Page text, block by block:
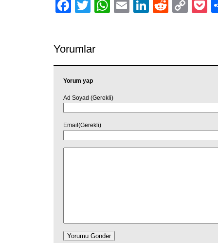
Facebook
TwitterWhatsApp
EmailLinkedIn
Reddit
Yorumlar
Yorum yap
Ad Soyad (Gerekli)
Email(Gerekli)